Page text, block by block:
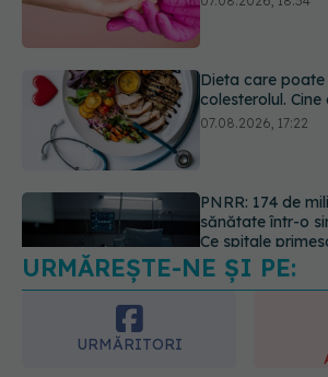
PNRR: 174 de
sănătate într-o
Ce spitale
Ce spune
despre vârsta
este "codul
07.08.2026, 21:29
URMĂREȘTE-NE ȘI PE:
URMĂRITORI
365